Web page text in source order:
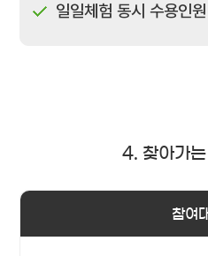
일일체험 동시 수용인
4. 찾아가
참여